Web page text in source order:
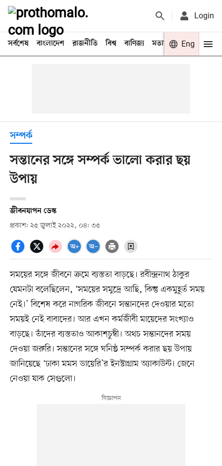
Login
সর্বশেষ বাংলাদেশ রাজনীতি বিশ্ব বাণিজ্য মতামত খেলা
Eng
সম্পর্ক
সন্তানের সঙ্গে সম্পর্ক ভালো করার ছয়
উপায়
জীবনযাপন ডেস্ক
প্রকাশ: ২৫ জুলাই ২০২২, ০৪: ৩৫
সময়ের সঙ্গে জীবনে ক্রমে ব্যস্ততা বাড়ছে। রবীন্দ্রনাথ ঠাকুর
যেমনটা বলেছিলেন, ‘সময়ের সমুদ্রে আছি, কিন্তু একমুহূর্ত সময়
নেই।’ বিশেষ করে নাগরিক জীবনে সন্তানদের দেওয়ার মতো
সময়ই নেই বাবাদের। আর এখন কর্মজীবী মায়েদের সংখ্যাও
বাড়ছে। তাঁদের ব্যস্ততাও আকাশচুম্বী। অথচ সন্তানদের সময়
দেওয়া জরুরি। সন্তানের সঙ্গে ঘনিষ্ঠ সম্পর্ক করার ছয় উপায়
জানিয়েছে ‘ঢাকা মমস ডায়েরি’র ইনস্টাগ্রাম অ্যাকাউন্ট। জেনে
নেওয়া যাক সেগুলো।